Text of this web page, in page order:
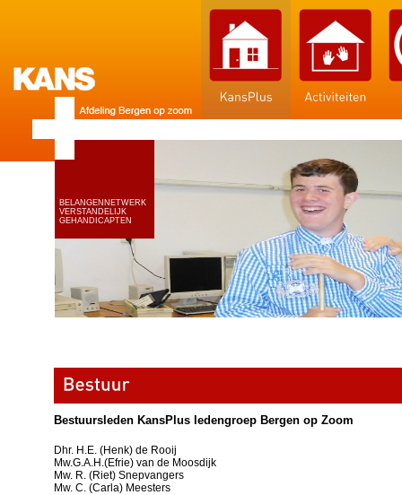
BELANGENNETWERK
VERSTANDELIJK
GEHANDICAPTEN
Bestuursleden KansPlus ledengroep Bergen op Zoom
Dhr. H.E. (Henk) de Rooij
Mw.G.A.H.(Efrie) van de Moosdijk
Mw. R. (Riet) Snepvangers
Mw. C. (Carla) Meesters